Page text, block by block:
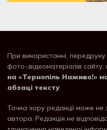
При використанні,
фото-,відеоматеріалів сайту,
на «Тернопіль Наживо!»
абзаці тексту.
Точка зору редакції може не
автора. Редакція не